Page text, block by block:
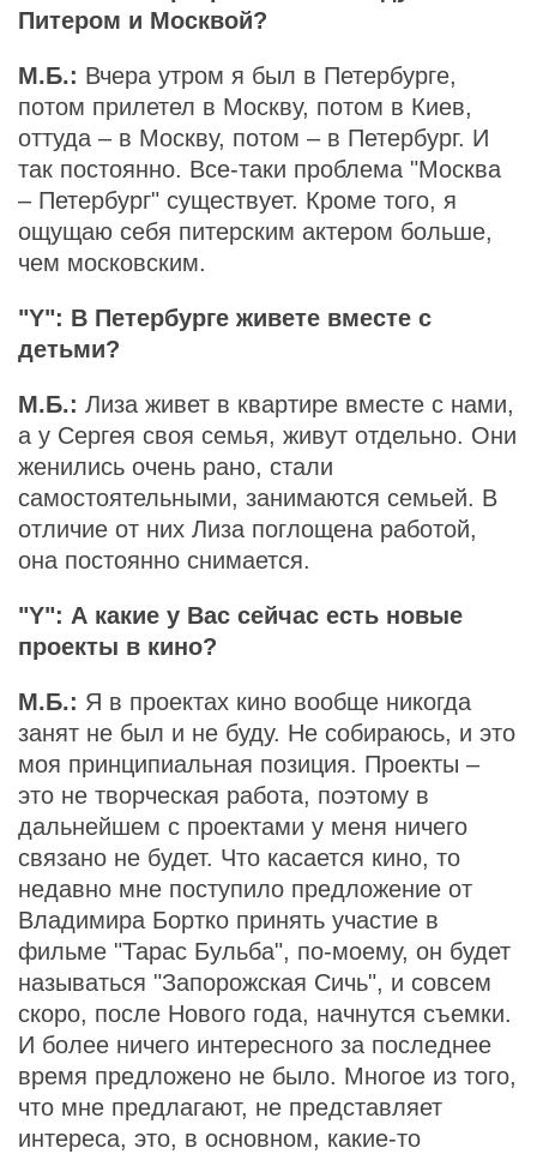
Питером и Москвой?
М.Б.: Вчера утром я был в Петербурге,
потом прилетел в Москву, потом в Киев,
оттуда – в Москву, потом – в Петербург. И
так постоянно. Все-таки проблема "Москва
– Петербург" существует. Кроме того, я
ощущаю себя питерским актером больше,
чем московским.
"Y": В Петербурге живете вместе с
детьми?
М.Б.: Лиза живет в квартире вместе с нами,
а у Сергея своя семья, живут отдельно. Они
женились очень рано, стали
самостоятельными, занимаются семьей. В
отличие от них Лиза поглощена работой,
она постоянно снимается.
"Y": А какие у Вас сейчас есть новые
проекты в кино?
М.Б.: Я в проектах кино вообще никогда
занят не был и не буду. Не собираюсь, и это
моя принципиальная позиция. Проекты –
это не творческая работа, поэтому в
дальнейшем с проектами у меня ничего
связано не будет. Что касается кино, то
недавно мне поступило предложение от
Владимира Бортко принять участие в
фильме "Тарас Бульба", по-моему, он будет
называться "Запорожская Сичь", и совсем
скоро, после Нового года, начнутся съемки.
И более ничего интересного за последнее
время предложено не было. Многое из того,
что мне предлагают, не представляет
интереса, это, в основном, какие-то